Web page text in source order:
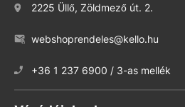
2225 Üllő, Zöldmező út. 2.
webshoprendeles@kello.hu
+36 1 237 6900 / 3-as mellék